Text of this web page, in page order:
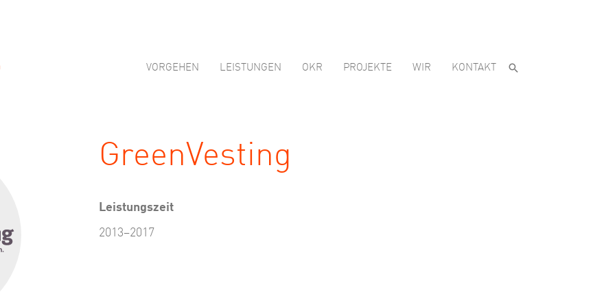
VORGEHEN LEISTUNGEN OKR PROJEKTE WIR KONTAKT
GreenVesting
Leistungszeit
2013–2017